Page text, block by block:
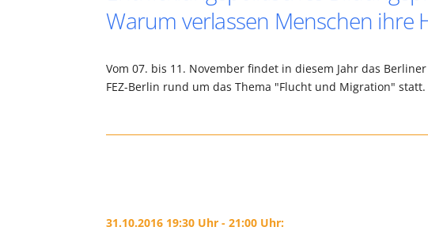
Warum verlassen Menschen ihre
Vom 07. bis 11. November findet in diesem Jahr das
FEZ-Berlin rund um das Thema "Flucht und Migration"
31.10.2016 19:30 Uhr - 21:00 Uhr: